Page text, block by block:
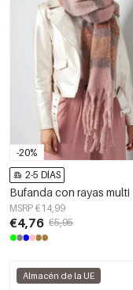
-20%
2-5 DÍAS
Bufanda con rayas multi
MSRP €14,99
€4,76 €5,95
Almacén de la UE